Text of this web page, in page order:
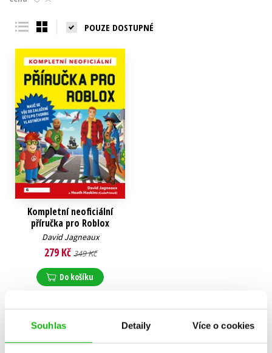
Souhlas Detaily Více o cookies
Young adult (SK)
POUZE DOSTUPNÉ
Kompletní neoficiální
příručka pro Roblox
David Jagneaux
279 Kč 349 Kč
Do košíku
Zobraz záznamů
Zobrazuji 1 až 1 z celkem 1 záznamů